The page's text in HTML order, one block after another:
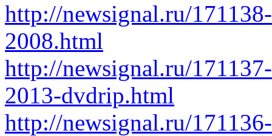
http://newsignal.ru/
2008.html
http://newsignal.ru/
2013-dvdrip.html
http://newsignal.ru/